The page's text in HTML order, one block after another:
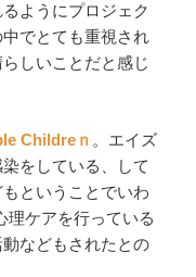
ようにプロジェク
でとても重視され
しいことだと感じ
Childreｎ 。エイズ
をしている、して
ということでいわ
理ケアを行っている
動などもされたとの